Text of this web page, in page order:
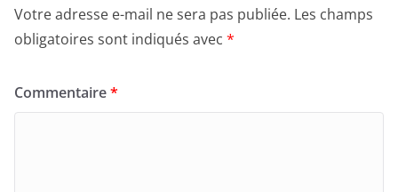
Votre adresse e-mail ne sera pas publiée. Les champs
obligatoires sont indiqués avec *
Commentaire*